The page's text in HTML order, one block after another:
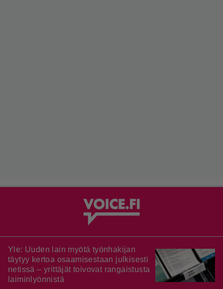
Yle: Uuden lain myötä työnhakijan
täytyy kertoa osaamisestaan julkisesti
netissä – yrittäjät toivovat rangaistusta
laiminlyönnistä